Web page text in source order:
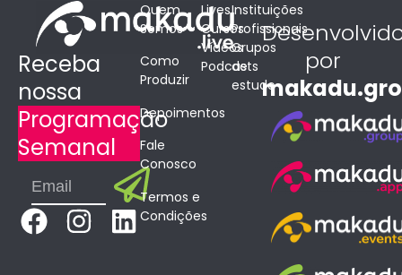
Receba
nossa
Programação
Semanal
Submit
F
I
L
Quem
Somos
Como
Produzir
Depoimentos
Fale
Conosco
Termos e
Condições
Lives
Cursos
Vídeos
Podcasts
Instituições
Profissionais
Grupos
de
estudo
por